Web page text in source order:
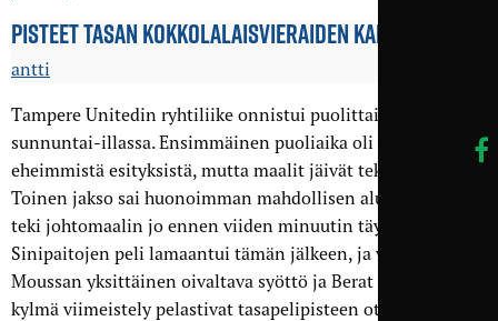
PISTEET TASAN KOKKOLALAIS­VIERAIDEN KANSSA
antti
Tampere Unitedin ryhtiliike onnistui puolittain Pyynikin
sunnuntai-illassa. Ensimmäinen puoliaika oli yksi kauden
eheimmistä esityksistä, mutta maalit jäivät tekemättä.
Toinen jakso sai huonoimman mahdollisen alun, kun GBK
teki johtomaalin jo ennen viiden minuutin täyttymistä.
Sinipaitojen peli lamaantui tämän jälkeen, ja vain Radwan
Moussan yksittäinen oivaltava syöttö ja Berat Grabovcin
kylmä viimeistely pelastivat tasapelipisteen ottelun